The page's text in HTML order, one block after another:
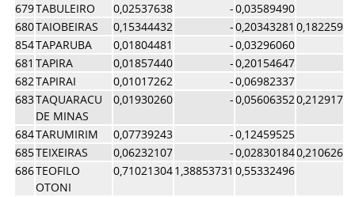
679TABULEIRO 0,02537638 -0,03589490
680TAIOBEIRAS 0,15344432 -0,20343281 0,18225907
854TAPARUBA 0,01804481 -0,03296060
681 TAPIRA 0,01857440 -0,20154647
682TAPIRAI 0,01017262 -0,06982337
683TAQUARACU
DE MINAS
0,01930260 -0,056063520,21291718
684TARUMIRIM 0,07739243 -0,12459525
685TEIXEIRAS 0,06232107 -0,028301840,21062649
686TEOFILO
OTONI
0,710213041,38853731 0,55332496